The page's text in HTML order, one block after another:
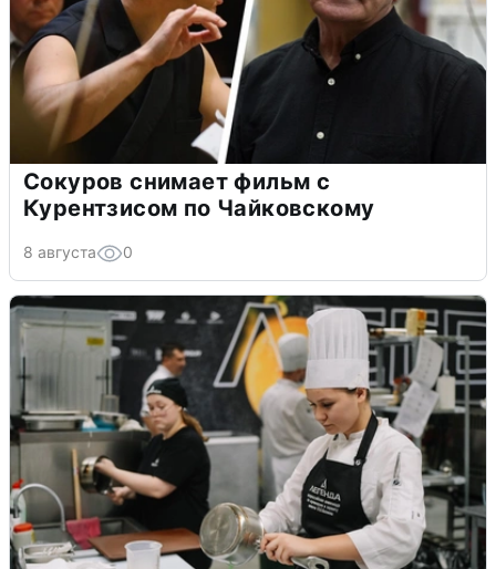
Сокуров снимает фильм с
Курентзисом по Чайковскому
8 августа 0